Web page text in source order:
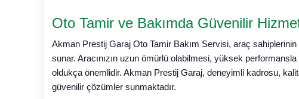
Oto Tamir ve Bakımda Güvenilir
Akman Prestij Garaj Oto Tamir Bakım Servisi, araç
sunar. Aracınızın uzun ömürlü olabilmesi, yüksek
oldukça önemlidir. Akman Prestij Garaj, deneyimli kadrosu,
güvenilir çözümler sunmaktadır.